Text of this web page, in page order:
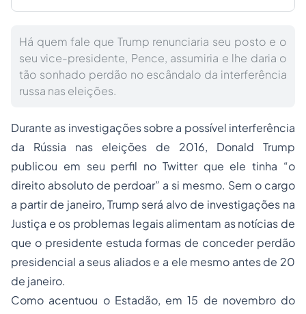
Há quem fale que Trump renunciaria seu posto e o
seu vice-presidente, Pence, assumiria e lhe daria o
tão sonhado perdão no escândalo da interferência
russa nas eleições.
Durante as investigações sobre a possível interferência
da Rússia nas eleições de 2016, Donald Trump
publicou em seu perfil no Twitter que ele tinha “o
direito absoluto de perdoar” a si mesmo. Sem o cargo
a partir de janeiro, Trump será alvo de investigações na
Justiça e os problemas legais alimentam as notícias de
que o presidente estuda formas de conceder perdão
presidencial a seus aliados e a ele mesmo antes de 20
de janeiro.
Como acentuou o Estadão, em 15 de novembro do